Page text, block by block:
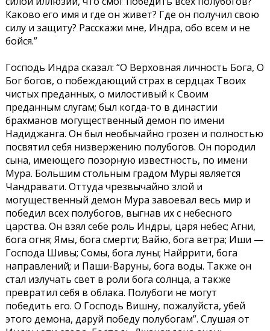
Каково его имя и где он живет? Где он получил свою
силу и защиту? Расскажи мне, Индра, обо всем и не
бойся.”
Господь Индра сказал: “О Верховная личность Бога, О
Бог богов, о побеждающий страх в сердцах Твоих
чистых преданных, о милостивый к Своим
преданным слугам; был когда-то в династии
брахманов могущественный демон по имени
Надиджанга. Он был необычайно грозен и полностью
посвятил себя низвержению полубогов. Он породил
сына, имеющего позорную известность, по имени
Мура. Большим стольным градом Муры является
Чандравати. Оттуда чрезвычайно злой и
могущественный демон Мура завоевал весь мир и
победил всех полубогов, выгнав их с небесного
царства. Он взял себе роль Индры, царя небес; Агни,
бога огня; Ямы, бога смерти; Вайю, бога ветра; Иши —
Господа Шивы; Сомы, бога луны; Найррити, бога
направлений; и Паши-Варуны, бога воды. Также он
стал излучать свет в роли бога солнца, а также
превратил себя в облака. Полубоги не могут
победить его. О Господь Вишну, пожалуйста, убей
этого демона, даруй победу полубогам”. Слушая от